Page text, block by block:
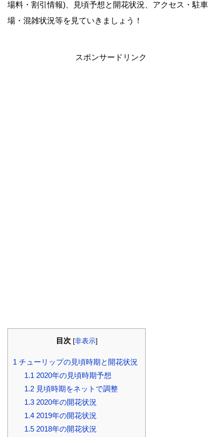
場料・割引情報)、見頃予想と開花状況、アクセス・駐車
場・混雑状況等を見ていきましょう！
スポンサードリンク
目次 [非表示]
1 チューリップの見頃時期と開花状況
1.1 2020年の見頃時期予想
1.2見頃時期をネットで調整
1.32020年の開花状況
1.42019年の開花状況
1.52018年の開花状況